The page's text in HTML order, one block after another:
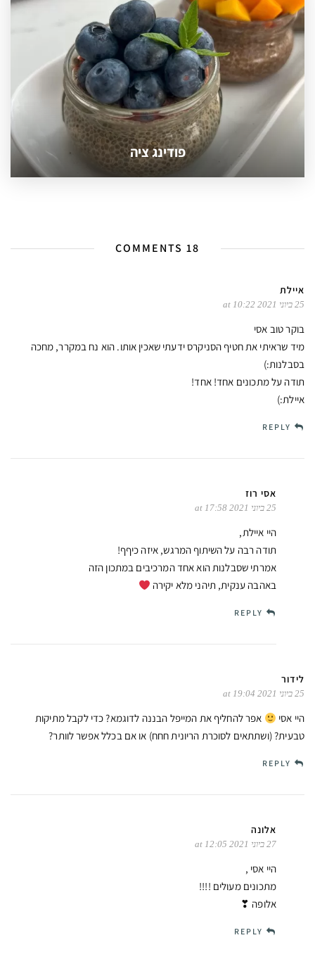
פודינג ציה
18 COMMENTS
איילת
25 ביוני 2021 at 10:22
בוקר טוב אסי
מיד שראיתי את חטיף הסניקרס ידעתי שאכין אותו. הוא נח במקרר, מחכה
בסבלנות:)
תודה על מתכונים אחד! אחד!
איילת:)
REPLY
אסי רוז
25 ביוני 2021 at 17:58
היי איילת,
תודה רבה על השיתוף המרגש, איזה כיףף!
אמרתי שסבלנות הוא אחד המרכיבים במתכון הזה
באהבה ענקית, תיהני מלא יקירה
REPLY
לידור
25 ביוני 2021 at 19:04
היי אסי
אפר להחליף את המייפל הבננה לדוגמא? כדי לקבל מתיקות
טבעית? (ושתתאים לסוכרת הריונית חחח) או אם בכלל אפשר לוותר?
REPLY
אלונה
27 ביוני 2021 at 12:05
היי אסי ,
מתכונים מעולים !!!!
אלופה ❣
REPLY